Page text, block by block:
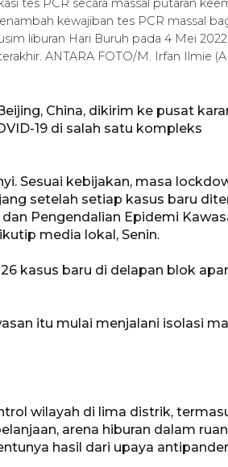
tes PCR secara massal putaran
kewajiban tes PCR massal
liburan Hari Buruh pada 4 Mei
ANTARA FOTO/M. Irfan Ilmie
China, dikirim ke pusat
19 di salah satu kompleks
Sesuai kebijakan, masa
setelah setiap kasus baru
Pengendalian Epidemi
media lokal, Senin.
kasus baru di delapan blok
itu mulai menjalani isolasi
wilayah di lima distrik,
arena hiburan dalam
hasil dari upaya